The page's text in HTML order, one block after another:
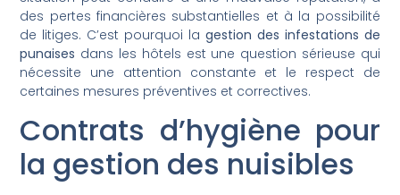
des pertes financières substantielles et à la possibilité
de litiges. C’est pourquoi la gestion des infestations de
punaises dans les hôtels est une question sérieuse qui
nécessite une attention constante et le respect de
certaines mesures préventives et correctives.
Contrats d’hygiène pour
la gestion des nuisibles